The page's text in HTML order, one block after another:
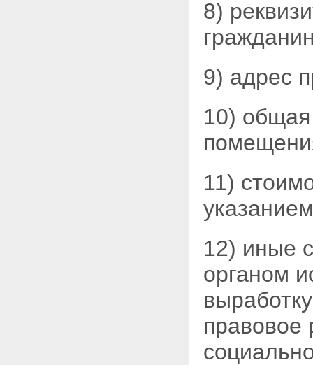
8)
9) адрес
10) общая
11)
12) иные
органом
правовое